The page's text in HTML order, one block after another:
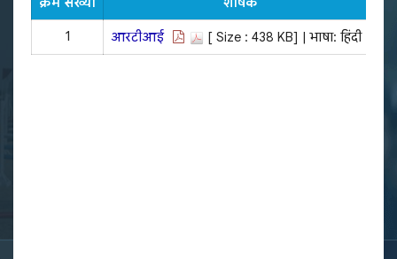
1 आरटीआई [ Size : 438 KB] | भाषा: हिंदी |